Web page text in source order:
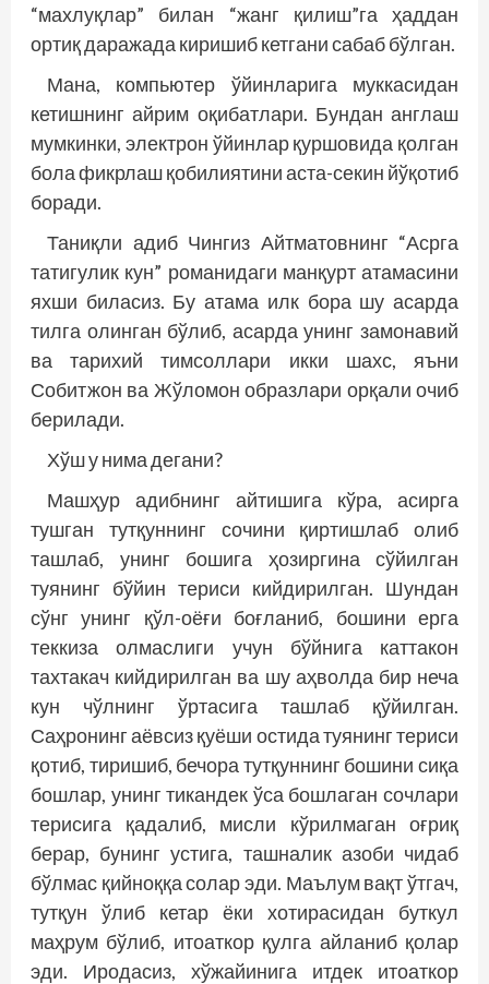
“махлуқлар” билан “жанг қилиш”га ҳаддан
ортиқ даражада киришиб кетгани сабаб бўлган.
Мана, компьютер ўйинларига муккасидан
кетишнинг айрим оқибатлари. Бундан англаш
мумкинки, электрон ўйинлар қуршовида қолган
бола фикрлаш қобилиятини аста-секин йўқотиб
боради.
Таниқли адиб Чингиз Айтматовнинг “Асрга
татигулик кун” романидаги манқурт атамасини
яхши биласиз. Бу атама илк бора шу асарда
тилга олинган бўлиб, асарда унинг замонавий
ва тарихий тимсоллари икки шахс, яъни
Собитжон ва Жўломон образлари орқали очиб
берилади.
Хўш у нима дегани?
Машҳур адибнинг айтишига кўра, асирга
тушган тутқуннинг сочини қиртишлаб олиб
ташлаб, унинг бошига ҳозиргина сўйилган
туянинг бўйин териси кийдирилган. Шундан
сўнг унинг қўл-оёғи боғланиб, бошини ерга
теккиза олмаслиги учун бўйнига каттакон
тахтакач кийдирилган ва шу аҳволда бир неча
кун чўлнинг ўртасига ташлаб қўйилган.
Саҳронинг аёвсиз қуёши остида туянинг териси
қотиб, тиришиб, бечора тутқуннинг бошини сиқа
бошлар, унинг тикандек ўса бошлаган сочлари
терисига қадалиб, мисли кўрилмаган оғриқ
берар, бунинг устига, ташналик азоби чидаб
бўлмас қийноққа солар эди. Маълум вақт ўтгач,
тутқун ўлиб кетар ёки хотирасидан буткул
маҳрум бўлиб, итоаткор қулга айланиб қолар
эди. Иродасиз, хўжайинига итдек итоаткор